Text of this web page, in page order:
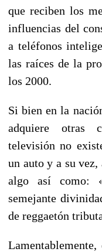
que reciben los
influencias del
a teléfonos
las raíces de la
los 2000.
Si bien en la
adquiere otras
televisión no
un auto y a su vez,
algo así como:
semejante
de reggaetón